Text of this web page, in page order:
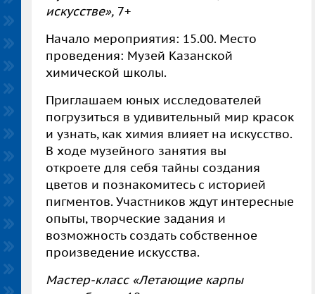
искусстве», 7+
Начало мероприятия: 15.00. Место
проведения: Музей Казанской
химической школы.
Приглашаем юных исследователей
погрузиться в удивительный мир красок
и узнать, как химия влияет на искусство.
В ходе музейного занятия вы
откроете для себя тайны создания
цветов и познакомитесь с историей
пигментов. Участников ждут интересные
опыты, творческие задания и
возможность создать собственное
произведение искусства.
Мастер-класс «Летающие карпы